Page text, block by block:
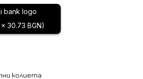
x 30.73 BGN)
колиета